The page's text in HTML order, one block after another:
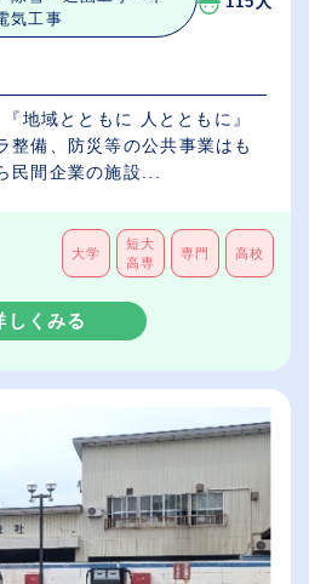
気工事
整備、防災等の公共事業はも
民間企業の施設...
大学
短大
高専
専門 高校
しくみる